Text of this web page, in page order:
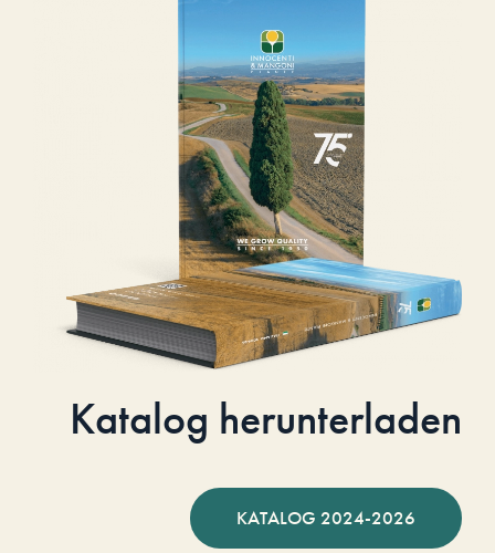
Katalog herunterladen
KATALOG 2024-2026